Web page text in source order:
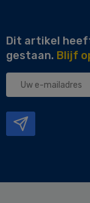
Dit artikel
gestaan. Blijf
Uw